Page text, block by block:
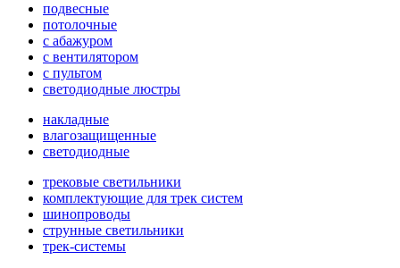
подвесные
потолочные
с абажуром
с вентилятором
с пультом
светодиодные люстры
накладные
влагозащищенные
светодиодные
трековые светильники
комплектующие для трек систем
шинопроводы
струнные светильники
трек-системы